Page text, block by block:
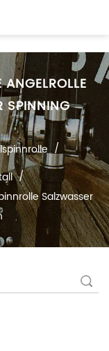
SPINNING
/
/
Salzwasser